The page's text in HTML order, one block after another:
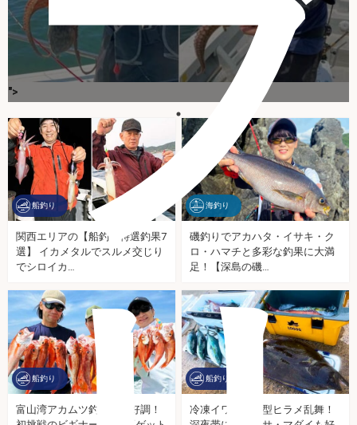
ブ
">
船釣り
関西エリアの【船釣り特選釣果7
選】 イカメタルでスルメ交じり
でシロイカ…
海釣り
磯釣りでアカハタ・イサキ・ク
ロ・ハマチと多彩な釣果に大満
足！【深島の磯…
船釣り
富山湾アカムツ釣りが絶好調！
船釣り
冷凍イワシで大型ヒラメ乱舞！